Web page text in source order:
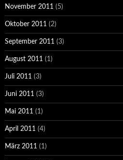
November 2011 (5)
Oktober 2011 (2)
September 2011 (3)
August 2011 (1)
Juli 2011 (3)
Juni 2011 (3)
Mai 2011 (1)
April 2011 (4)
März 2011 (1)